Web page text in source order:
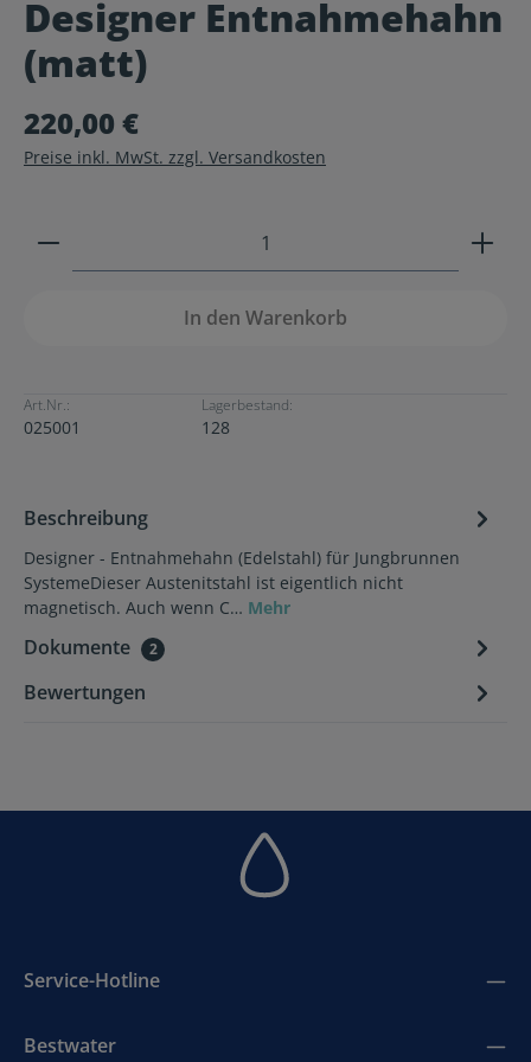
Durchschnittliche Bewertung von 0 von 5 Sternen
Designer Entnahmehahn
(matt)
220,00 €
Preise inkl. MwSt. zzgl. Versandkosten
Produkt Anzahl: Gib den gewünschten Wert ein
In den Warenkorb
Art.Nr.:
025001
Lagerbestand:
128
Beschreibung
Designer - Entnahmehahn (Edelstahl) für Jungbrunnen
SystemeDieser Austenitstahl ist eigentlich nicht
magnetisch. Auch wenn C… Mehr
Dokumente 2
Bewertungen
Service-Hotline
Bestwater